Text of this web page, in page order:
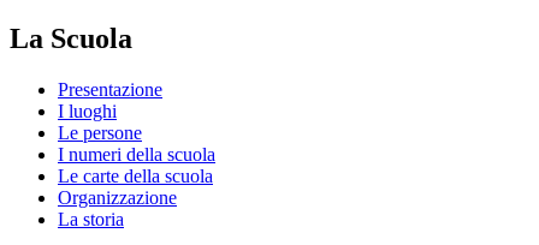
La Scuola
Presentazione
I luoghi
Le persone
I numeri della scuola
Le carte della scuola
Organizzazione
La storia